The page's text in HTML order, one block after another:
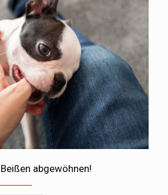
abgewöhnen!